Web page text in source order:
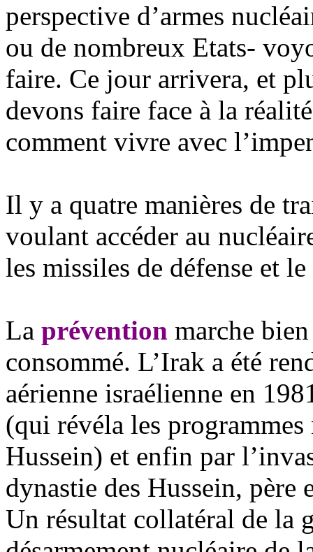
perspective d’armes
ou de nombreux Etats-
faire. Ce jour arrivera, et
devons faire face à la
comment vivre avec
Il y a quatre manières de
voulant accéder au
les missiles de défense et
La prévention marche
consommé. L’Irak a été
aérienne israélienne en
(qui révéla les
Hussein) et enfin par
dynastie des Hussein, père
Un résultat collatéral de la